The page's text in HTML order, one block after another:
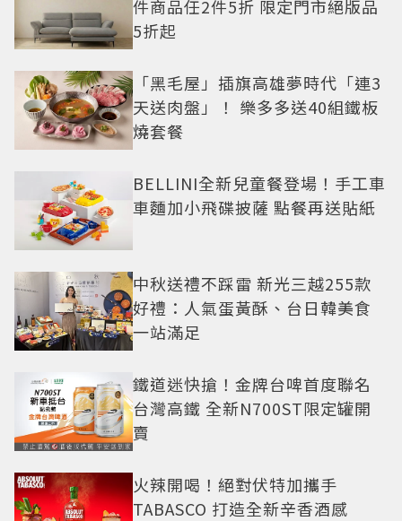
件商品任2件5折 限定門市絕版品
5折起
「黑毛屋」插旗高雄夢時代「連3
天送肉盤」！ 樂多多送40組鐵板
燒套餐
BELLINI全新兒童餐登場！手工車
車麵加小飛碟披薩 點餐再送貼紙
中秋送禮不踩雷 新光三越255款
好禮：人氣蛋黃酥、台日韓美食
一站滿足
鐵道迷快搶！金牌台啤首度聯名
台灣高鐵 全新N700ST限定罐開
賣
火辣開喝！絕對伏特加攜手
TABASCO 打造全新辛香酒感